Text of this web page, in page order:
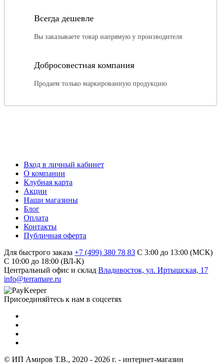
Всегда дешевле
Вы заказываете товар напрямую у производителя
Добросовестная компания
Продаем только маркированную продукцию
Вход в личный кабинет
О компании
Клубная карта
Акции
Наши магазины
Блог
Оплата
Контакты
Публичная оферта
Для быстрого заказа +7 (499) 380 78 83 С 3:00 до 13:00 (МСК)
C 10:00 до 18:00 (ВЛ-К)
Центральный офис и склад Владивосток, ул. Иртышская, 17
info@terramare.ru
Присоединяйтесь к нам в соцсетях
© ИП Амиров Т.В., 2020 - 2026 г. - интернет-магазин